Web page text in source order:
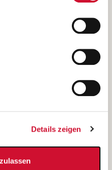
Cookies zu. Sie können
jederzeit widerrufen,
aufrufen und diese
Details zeigen
Bezirksverbandes Unterfranken